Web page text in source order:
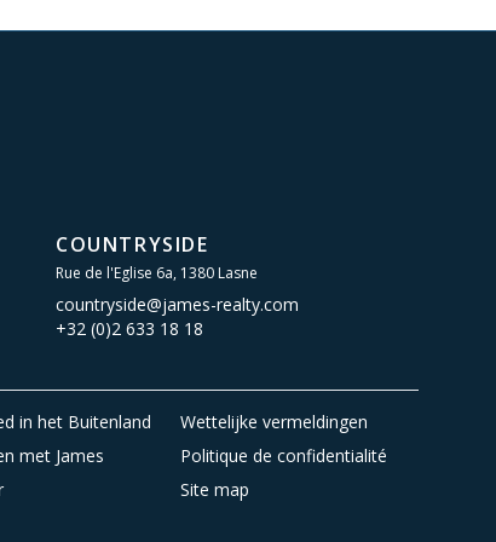
COUNTRYSIDE
Rue de l'Eglise 6a, 1380 Lasne
countryside@james-realty.com
+32 (0)2 633 18 18
in het Buitenland
Wettelijke vermeldingen
met James
Politique de confidentialité
Site map